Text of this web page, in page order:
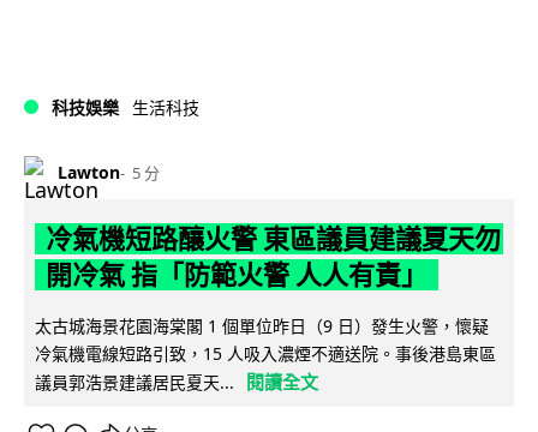
科技娛樂 生活科技
Lawton 5 分
冷氣機短路釀火警 東區議員建議夏天勿
開冷氣 指「防範火警 人人有責」
太古城海景花園海棠閣 1 個單位昨日（9 日）發生火警，懷疑
冷氣機電線短路引致，15 人吸入濃煙不適送院。事後港島東區
議員郭浩景建議居民夏天...
閱讀全文